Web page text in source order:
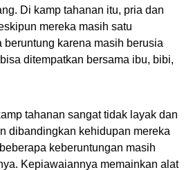
Di kamp tahanan itu, pria dan
mereka masih satu
beruntung karena masih berusia
ditempatkan bersama ibu, bibi,
tahanan sangat tidak layak dan
dibandingkan kehidupan mereka
keberuntungan masih
Kepiawaiannya memainkan alat